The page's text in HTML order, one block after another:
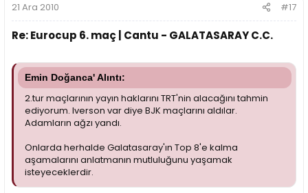
21 Ara 2010 #17
Re: Eurocup 6. maç | Cantu - GALATASARAY C.C.
Emin Doğanca' Alıntı:
2.tur maçlarının yayın haklarını TRT'nin alacağını tahmin
ediyorum. Iverson var diye BJK maçlarını aldılar.
Adamların ağzı yandı.
Onlarda herhalde Galatasaray'ın Top 8'e kalma
aşamalarını anlatmanın mutluluğunu yaşamak
isteyeceklerdir.